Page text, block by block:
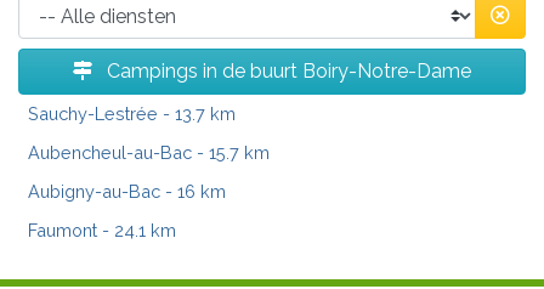
Campings in de buurt Boiry-Notre-Dame
Sauchy-Lestrée - 13.7 km
Aubencheul-au-Bac - 15.7 km
Aubigny-au-Bac - 16 km
Faumont - 24.1 km